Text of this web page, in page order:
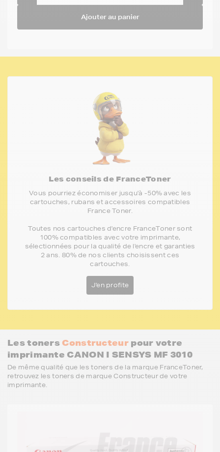
Ajouter au panier
Les conseils de FranceToner
Vous pourriez économiser jusqu'à -50% avec les
cartouches, rubans et accessoires compatibles
France Toner.
Toutes nos cartouches d'encre FranceToner sont
100% compatibles avec votre imprimante,
sélectionnées pour la qualité de l'encre et garanties
2 ans. 80% de nos clients choisissent ces
cartouches.
J'en profite
Les toners Constructeurpour votre
imprimante CANON I SENSYS MF 3010
De même qualité que les toners de la marque FranceToner,
retrouvez les toners de marque Constructeur de votre
imprimante.